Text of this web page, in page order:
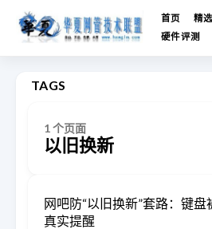
首页 精
硬件评测
TAGS
1 个页面
以旧换新
网吧防“以旧换新”套路：键盘
真实提醒